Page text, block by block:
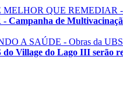
de
Village do Lago III serão